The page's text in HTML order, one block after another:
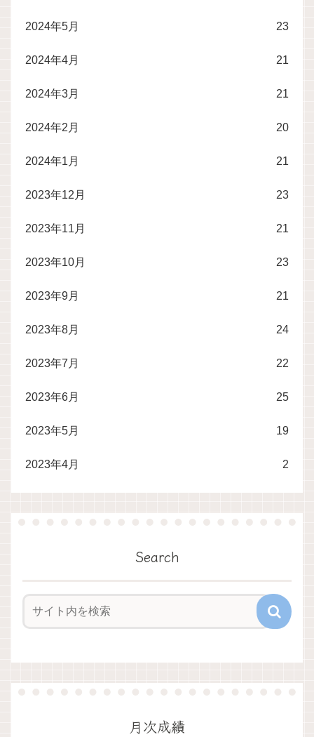
2024年5月 23
2024年4月 21
2024年3月 21
2024年2月 20
2024年1月 21
2023年12月 23
2023年11月 21
2023年10月 23
2023年9月 21
2023年8月 24
2023年7月 22
2023年6月 25
2023年5月 19
2023年4月 2
Search
月次成績